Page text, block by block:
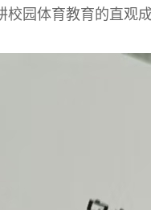
校园体育教育的直观